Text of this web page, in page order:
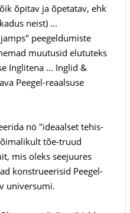
õpitav ja õpetatav, ehk
neist) ...
peegeldumiste
muutusid elututeks
Inglitena ... Inglid &
Peegel-reaalsuse
nö "ideaalset tehis-
tõe-truud
mis oleks seejuures
konstrueerisid Peegel-
universumi.